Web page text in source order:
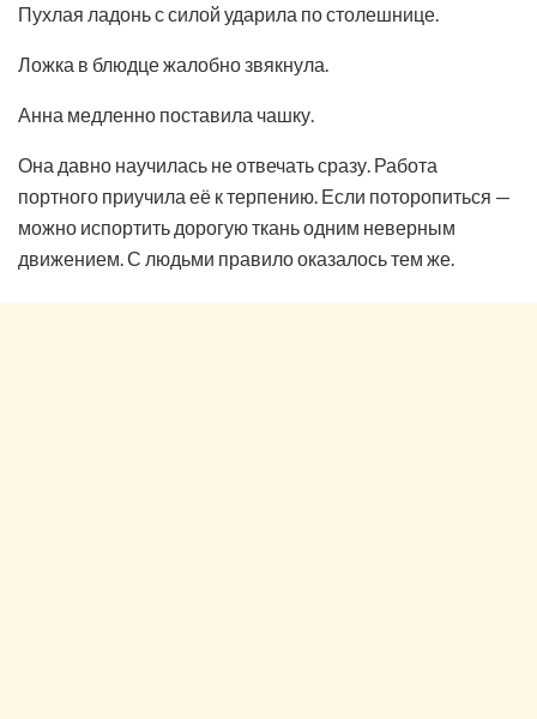
Пухлая ладонь с силой ударила по столешнице.
Ложка в блюдце жалобно звякнула.
Анна медленно поставила чашку.
Она давно научилась не отвечать сразу. Работа
портного приучила её к терпению. Если поторопиться —
можно испортить дорогую ткань одним неверным
движением. С людьми правило оказалось тем же.